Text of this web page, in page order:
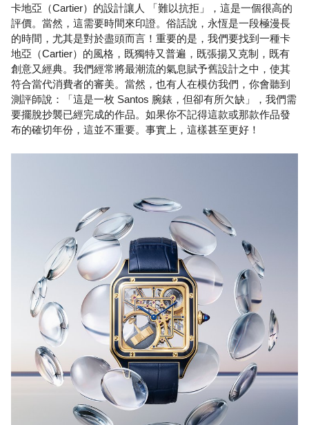
卡地亞（Cartier）的設計讓人 「難以抗拒」，這是一個很高的
評價。當然，這需要時間來印證。俗話說，永恆是一段極漫長
的時間，尤其是對於盡頭而言！重要的是，我們要找到一種卡
地亞（Cartier）的風格，既獨特又普遍，既張揚又克制，既有
創意又經典。我們經常將最潮流的氣息賦予舊設計之中，使其
符合當代消費者的審美。當然，也有人在模仿我們，你會聽到
測評師說：「這是一枚 Santos 腕錶，但卻有所欠缺」，我們需
要擺脫抄襲已經完成的作品。如果你不記得這款或那款作品發
布的確切年份，這並不重要。事實上，這樣甚至更好！